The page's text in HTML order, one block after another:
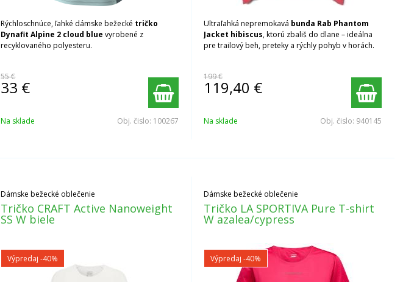
Rýchloschnúce, ľahké dámske bežecké tričko
Dynafit Alpine 2 cloud bluevyrobené z
recyklovaného polyesteru.
55 €
33 €
Na sklade Obj. čislo: 100267
Ultraľahká nepremokavá bunda Rab Phantom
Jacket hibiscus, ktorú zbališ do dlane – ideálna
pre trailový beh, preteky a rýchly pohyb v horách.
199 €
119,40 €
Na sklade Obj. čislo: 940145
Dámske bežecké oblečenie
Tričko CRAFT Active Nanoweight
SS W biele
Výpredaj-40%
Dámske bežecké oblečenie
Tričko LA SPORTIVA Pure T-shirt
W azalea/cypress
Výpredaj-40%